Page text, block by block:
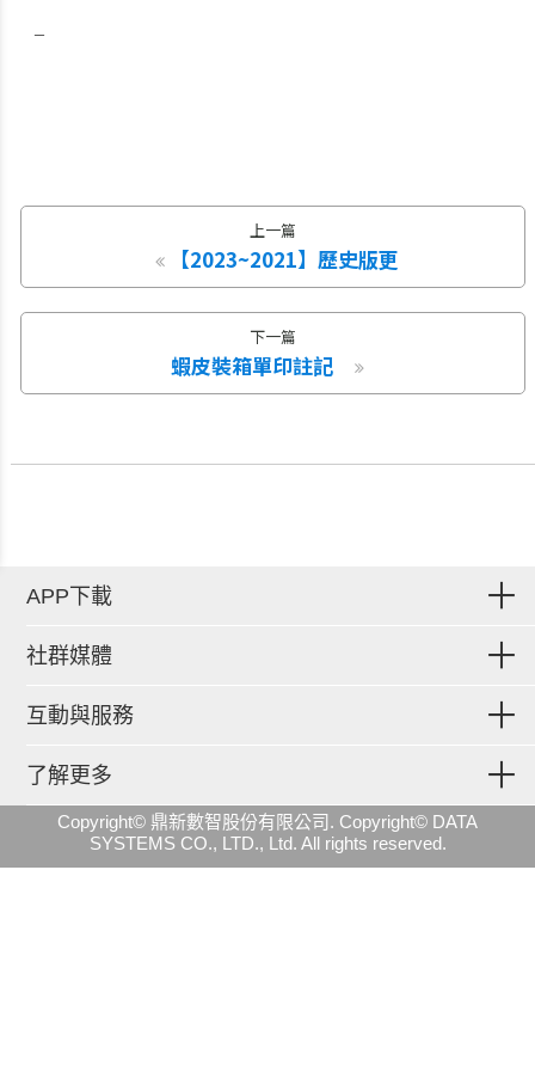
上一篇
【2023~2021】歷史版更
下一篇
蝦皮裝箱單印註記
APP下載
社群媒體
互動與服務
了解更多
Copyright© 鼎新數智股份有限公司. Copyright© DATA
SYSTEMS CO., LTD., Ltd. All rights reserved.